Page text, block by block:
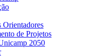
Orientadores
de Projetos
2050